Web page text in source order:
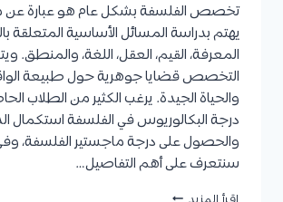
تخصص الفلسفة بشكل عام هو عبارة عن
يهتم بدراسة المسائل الأساسية المتعلقة
المعرفة، القيم، العقل، اللغة، والمنطق.
التخصص قضايا جوهرية حول طبيعة
والحياة الجيدة. يرغب الكثير من الطلاب
درجة البكالوريوس في الفلسفة استكمال
والحصول على درجة ماجستير الفلسفة،
سنتعرف على أهم التفاصيل…
ماجستير